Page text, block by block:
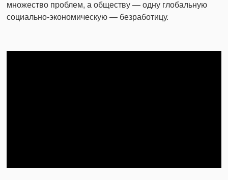
множество проблем, а обществу — одну глобальную
социально-экономическую — безработицу.